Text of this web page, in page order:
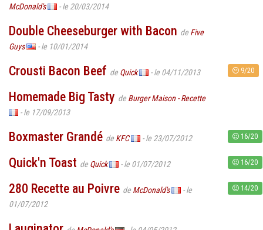
McDonald's
- le 20/03/2014
Double Cheeseburger with Bacon de Five
Guys
- le 10/01/2014
Crousti Bacon Beef de Quick - le 04/11/2013 9/20
Homemade Big Tasty de Burger Maison - Recette
- le 17/09/2013
Boxmaster Grandé de KFC - le 23/07/2012 16/20
Quick'n Toast de Quick - le 01/07/2012 16/20
280 Recette au Poivre de McDonald's
- le
01/07/2012
14/20